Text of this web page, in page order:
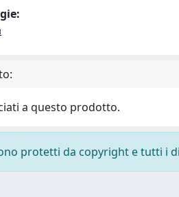
a questo prodotto.
protetti da copyright e tutti i